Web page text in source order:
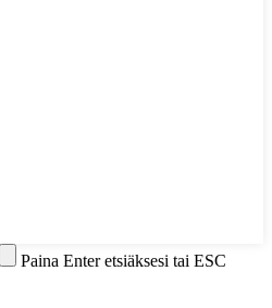
Paina Enter etsiäksesi tai ESC